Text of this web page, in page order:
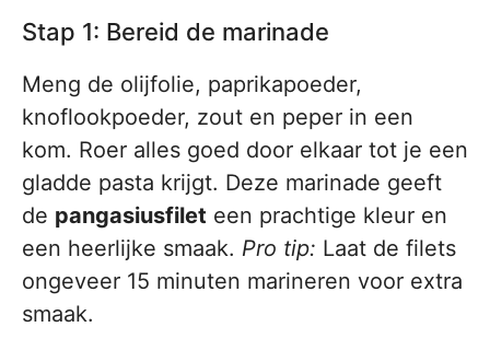
Stap 1: Bereid de marinade
Meng de olijfolie, paprikapoeder,
knoflookpoeder, zout en peper in een
kom. Roer alles goed door elkaar tot je een
gladde pasta krijgt. Deze marinade geeft
de pangasiusfilet een prachtige kleur en
een heerlijke smaak. Pro tip: Laat de filets
ongeveer 15 minuten marineren voor extra
smaak.